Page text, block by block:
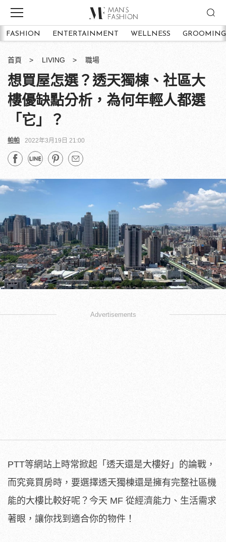
FASHION ENTERTAINMENT WELLNESS GROOMING
首頁 LIVING 職場
想買屋怎選？透天獨棟、社區大
樓優缺點分析，為何年輕人都選
「它」？
帕帕 2022年3月19日 21:00
Advertisements
PTT等網站上時常掀起「透天還是大樓好」的論戰，
而究竟買房時，要選擇透天獨棟還是擁有完整社區機
能的大樓比較好呢？今天 MF 從經濟能力、生活需求
著眼，讓你找到適合你的物件！